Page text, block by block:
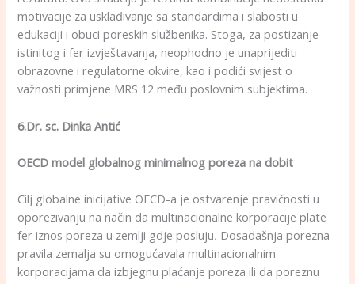
motivacije za usklađivanje sa standardima i slabosti u
edukaciji i obuci poreskih službenika. Stoga, za postizanje
istinitog i fer izvještavanja, neophodno je unaprijediti
obrazovne i regulatorne okvire, kao i podići svijest o
važnosti primjene MRS 12 među poslovnim subjektima.
6.Dr. sc. Dinka Antić
OECD model globalnog minimalnog poreza na dobit
Cilj globalne inicijative OECD-a je ostvarenje pravičnosti u
oporezivanju na način da multinacionalne korporacije plate
fer iznos poreza u zemlji gdje posluju. Dosadašnja porezna
pravila zemalja su omogućavala multinacionalnim
korporacijama da izbjegnu plaćanje poreza ili da poreznu